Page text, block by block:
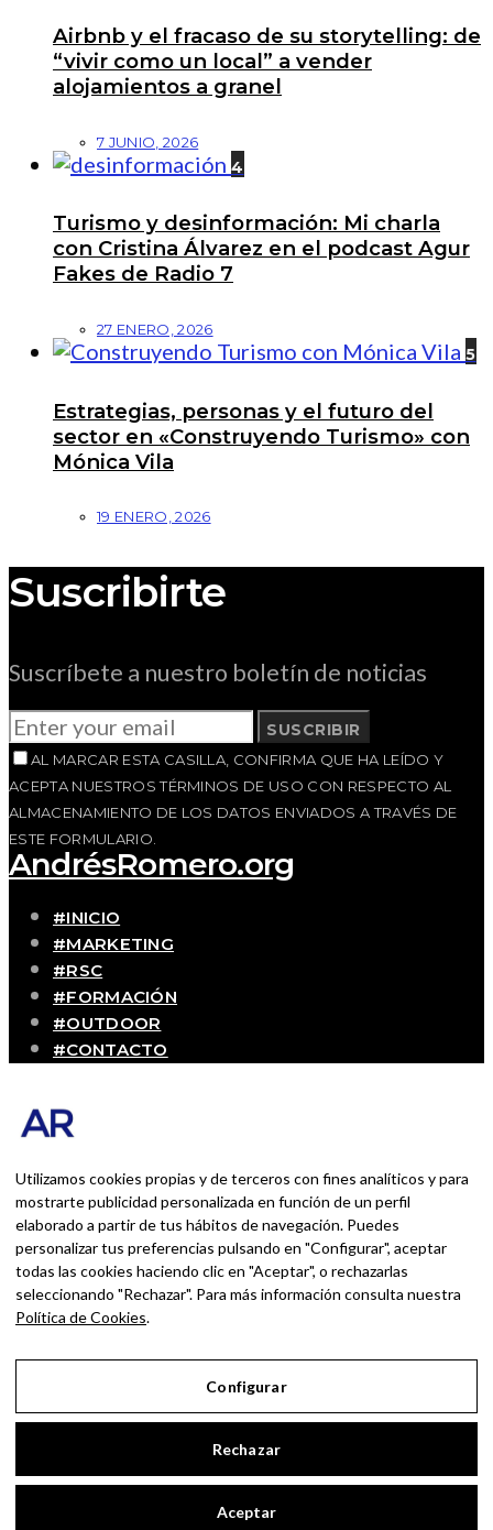
Airbnb y el fracaso de su storytelling: de
“vivir como un local” a vender
alojamientos a granel
7 JUNIO, 2026
4
Turismo y desinformación: Mi charla
con Cristina Álvarez en el podcast Agur
Fakes de Radio 7
27 ENERO, 2026
5
Estrategias, personas y el futuro del
sector en «Construyendo Turismo» con
Mónica Vila
19 ENERO, 2026
Suscribirte
Suscríbete a nuestro boletín de noticias
SUSCRIBIR
AL MARCAR ESTA CASILLA, CONFIRMA QUE HA LEÍDO Y
ACEPTA NUESTROS TÉRMINOS DE USO CON RESPECTO AL
ALMACENAMIENTO DE LOS DATOS ENVIADOS A TRAVÉS DE
ESTE FORMULARIO.
AndrésRomero.org
#INICIO
#MARKETING
#RSC
#FORMACIÓN
#OUTDOOR
#CONTACTO
Blog personal y profesional de Andrés Romero.
persona que disfruta con lo que hace cada día
BUSCAR POR:
BUSCAR
Ingresa las palabras de la búsqueda y presiona
Enter.
Utilizamos cookies propias y de terceros con fines analíticos y para
mostrarte publicidad personalizada en función de un perfil
elaborado a partir de tus hábitos de navegación. Puedes
personalizar tus preferencias pulsando en "Configurar", aceptar
todas las cookies haciendo clic en "Aceptar", o rechazarlas
seleccionando "Rechazar". Para más información consulta nuestra
Política de Cookies.
Configurar
Rechazar
Aceptar
Aviso Legal
Política de Privacidad
Política de Cookies
Configurar